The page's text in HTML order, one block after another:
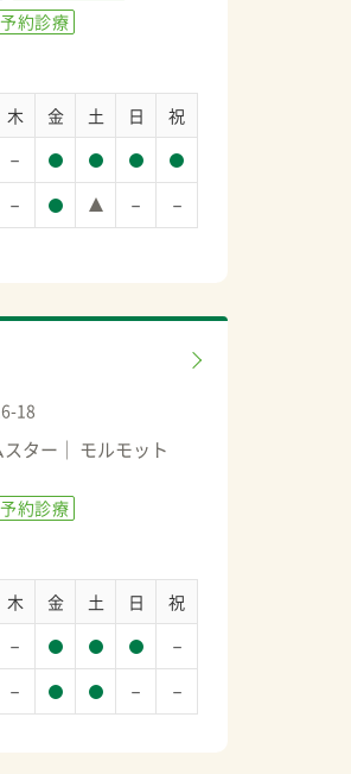
予約診療
木 金 土 日
祝
－
－ － －
18
スター モルモット
予約診療
木 金 土 日
祝
－ －
－ － －